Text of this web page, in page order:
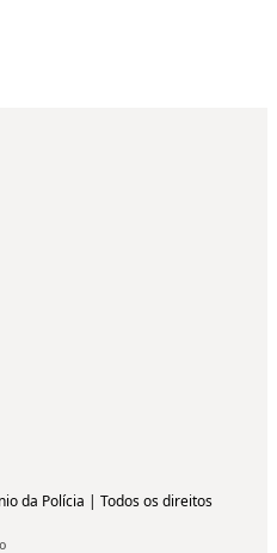
da Polícia | Todos os direitos